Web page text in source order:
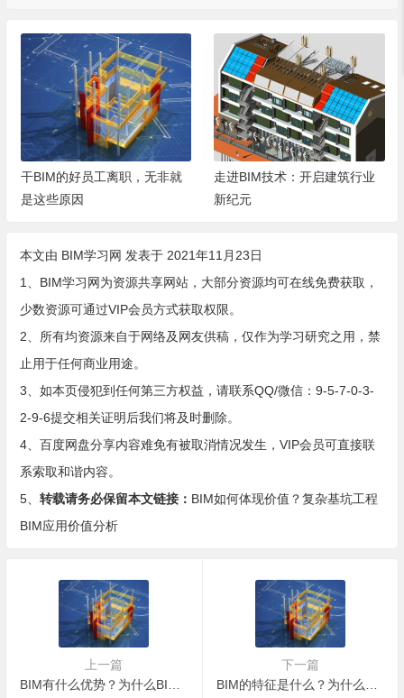
干BIM的好员工离职，无非就
是这些原因
走进BIM技术：开启建筑行业
新纪元
本文由 BIM学习网 发表于 2021年11月23日
1、BIM学习网为资源共享网站，大部分资源均可在线免费获取，
少数资源可通过VIP会员方式获取权限。
2、所有均资源来自于网络及网友供稿，仅作为学习研究之用，禁
止用于任何商业用途。
3、如本页侵犯到任何第三方权益，请联系QQ/微信：9-5-7-0-3-
2-9-6提交相关证明后我们将及时删除。
4、百度网盘分享内容难免有被取消情况发生，VIP会员可直接联
系索取和谐内容。
5、 转载请务必保留本文链接： BIM如何体现价值？复杂基坑工程
BIM应用价值分析
上一篇
下一篇